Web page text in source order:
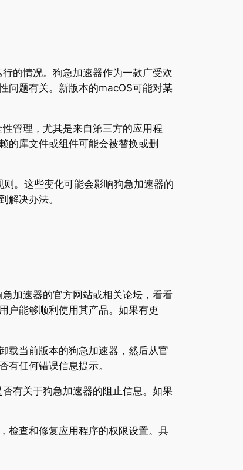
的情况。狗急加速器作为一款广受欢
问题有关。新版本的macOS可能对某
管理，尤其是来自第三方的应用程
的库文件或组件可能会被替换或删
。这些变化可能会影响狗急加速器的
解决办法。
加速器的官方网站或相关论坛，看看
户能够顺利使用其产品。如果有更
载当前版本的狗急加速器，然后从官
任何错误信息提示。
有关于狗急加速器的阻止信息。如果
检查和修复应用程序的权限设置。具